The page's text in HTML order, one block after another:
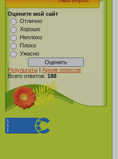
Оцените мой сайт
Отлично
Хорошо
Неплохо
Плохо
Ужасно
Результаты | Архив опросов
Всего ответов: 188